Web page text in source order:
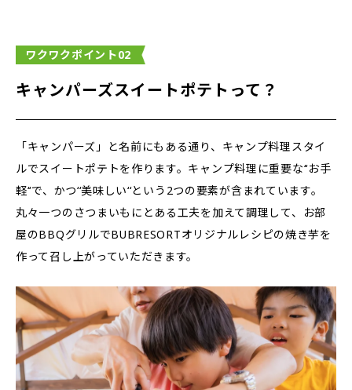
ワクワクポイント02
キャンパーズスイートポテトって？
「キャンパーズ」と名前にもある通り、キャンプ料理スタイ
ルでスイートポテトを作ります。キャンプ料理に重要な‘‘お手
軽‘‘で、かつ‘‘美味しい‘‘という2つの要素が含まれています。
丸々一つのさつまいもにとある工夫を加えて調理して、お部
屋のBBQグリルでBUBRESORTオリジナルレシピの焼き芋を
作って召し上がっていただきます。